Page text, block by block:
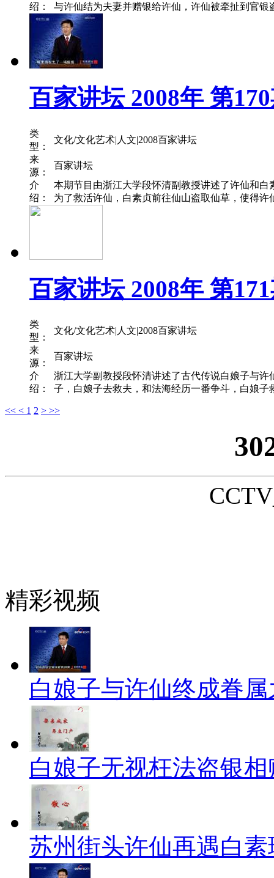
绍：
与许仙结为夫妻并赠银给许仙，许仙被牵扯到官银
百家讲坛 2008年 第
类
型：
文化/文化艺术|人文|2008百家讲坛
来
源：
百家讲坛
介
绍：
本期节目由浙江大学段怀清副教授讲述了许仙和
为了救活许仙，白素贞前往仙山盗取仙草，使得许
百家讲坛 2008年 第
类
型：
文化/文化艺术|人文|2008百家讲坛
来
源：
百家讲坛
介
绍：
浙江大学副教授段怀清讲述了古代传说白娘子与
子，白娘子去救夫，和法海经历一番争斗，白娘子
<< < 1 2 > >>
精彩视频
白娘子与许仙终成眷
白娘子无视枉法盗银
苏州街头许仙再遇白